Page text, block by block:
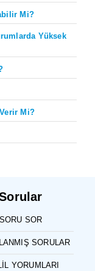
Mi?
Yüksek
Mi?
SORU SOR
SORULAR
YORUMLARI